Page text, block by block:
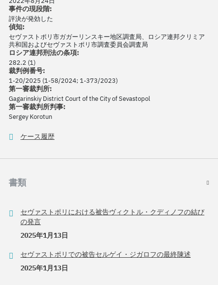
事件の現段階:
評決が発効した
偵知:
セヴァストポリ市ガガーリンスキー地区調査局、ロシア連邦クリミア
共和国およびセヴァストポリ市調査委員会調査局
ロシア連邦刑法の条項:
282.2 (1)
裁判例番号:
1-20/2025 (1-58/2024; 1-373/2023)
第一審裁判所:
Gagarinskiy District Court of the City of Sevastopol
第一審裁判所判事:
Sergey Korotun
ケース履歴
書類
セヴァストポリにおける被告ヴィクトル・クディノフの結び
の発言
2025年1月13日
セヴァストポリでの被告セルゲイ・ジガロフの最終陳述
2025年1月13日